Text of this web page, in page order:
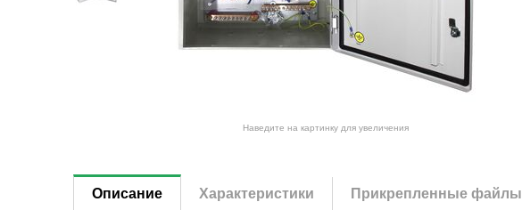
Наведите на картинку для увеличения
Описание Характеристики Прикрепленные файлы